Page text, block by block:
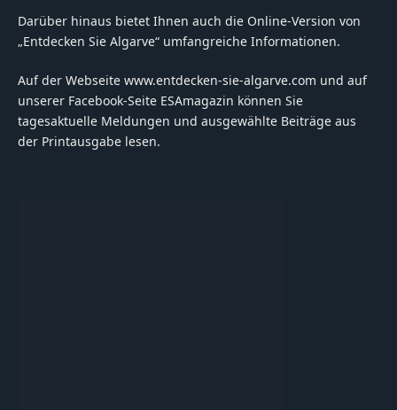
Darüber hinaus bietet Ihnen auch die Online-Version von
„Entdecken Sie Algarve“ umfangreiche Informationen.
Auf der Webseite www.entdecken-sie-algarve.com und auf
unserer Facebook-Seite ESAmagazin können Sie
tagesaktuelle Meldungen und ausgewählte Beiträge aus
der Printausgabe lesen.